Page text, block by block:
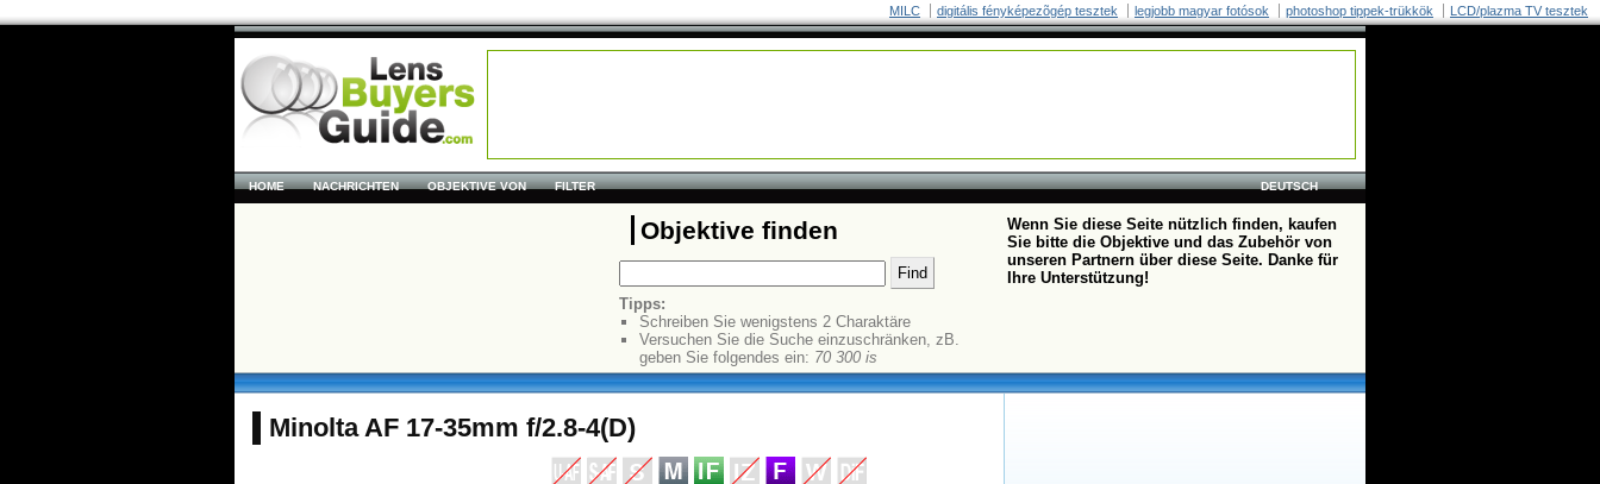
MILC digitális fényképezõgép tesztek legjobb magyar fotósok photoshop tippek-trükkök LCD/plazma TV tesztek
DEUTSCH
HOME NACHRICHTEN OBJEKTIVE VON FILTER
Objektive finden
Tipps:
Schreiben Sie wenigstens 2 Charaktäre
Versuchen Sie die Suche einzuschränken, zB.
geben Sie folgendes ein: 70 300 is
Wenn Sie diese Seite nützlich finden, kaufen
Sie bitte die Objektive und das Zubehör von
unseren Partnern über diese Seite. Danke für
Ihre Unterstützung!
Minolta AF 17-35mm f/2.8-4(D)